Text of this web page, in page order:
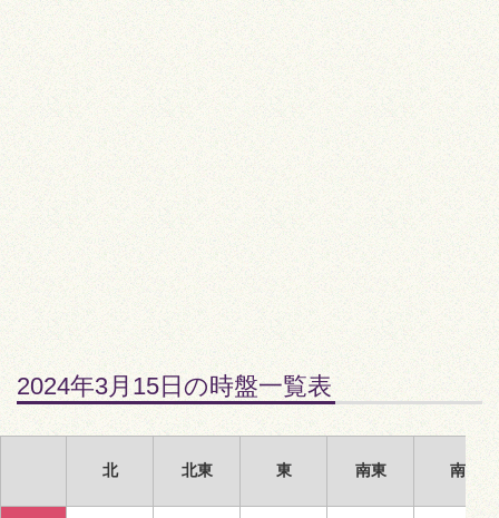
2024年3月15日の時盤一覧表
北 北東 東 南東 南